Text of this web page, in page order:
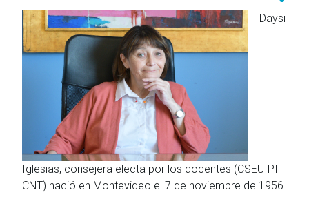
Daysi
Iglesias, consejera electa por los docentes (CSEU-PIT
CNT) nació en Montevideo el 7 de noviembre de 1956.